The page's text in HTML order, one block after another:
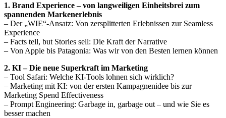
1. Brand Experience – von langweiligen Einheitsbrei zum
spannenden Markenerlebnis
– Der „WIE“-Ansatz: Von zersplitterten Erlebnissen zur Seamless
Experience
– Facts tell, but Stories sell: Die Kraft der Narrative
– Von Apple bis Patagonia: Was wir von den Besten lernen können
2. KI – Die neue Superkraft im Marketing
– Tool Safari: Welche KI-Tools lohnen sich wirklich?
– Marketing mit KI: von der ersten Kampagnenidee bis zur
Marketing Spend Effectiveness
– Prompt Engineering: Garbage in, garbage out – und wie Sie es
besser machen